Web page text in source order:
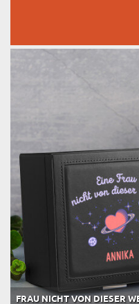
FRAU NICHT VON DIESER